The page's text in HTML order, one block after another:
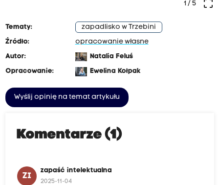
crop_free
1 / 5
Tematy:
zapadlisko w Trzebini
Źródło:
opracowanie własne
Autor:
Natalia Feluś
Opracowanie:
Ewelina Kołpak
Wyślij opinię na temat artykułu
Komentarze (1)
ZI
zapaść intelektualna
2025-11-04